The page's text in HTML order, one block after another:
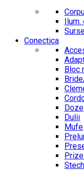
Conectica
Bloc
Doze
Dulii
Mufe